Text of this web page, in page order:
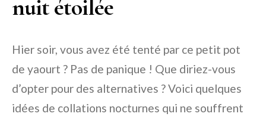
nuit étoilée
Hier soir, vous avez été tenté par ce petit pot
de yaourt ? Pas de panique ! Que diriez-vous
d’opter pour des alternatives ? Voici quelques
idées de collations nocturnes qui ne souffrent